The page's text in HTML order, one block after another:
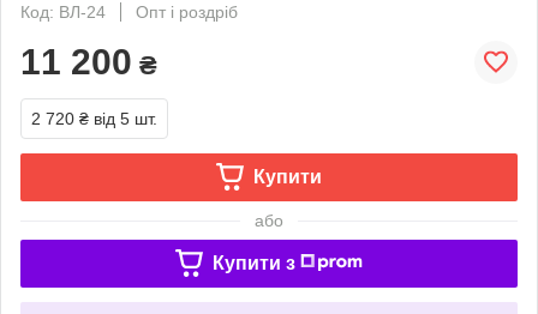
Код: ВЛ-24
Опт і роздріб
11 200 ₴
2 720 ₴ від 5 шт.
Купити
або
Купити з